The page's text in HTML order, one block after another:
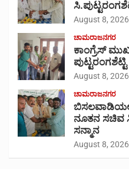
August 8, 2026
ಚಾಮರಾಜನಗರ
ಕಾಂಗ್ರೆಸ್
August 8, 2026
ಚಾಮರಾಜನಗರ
ನೂತನ ಸಚಿವ
ಸನ್ಮಾನ
August 8, 2026